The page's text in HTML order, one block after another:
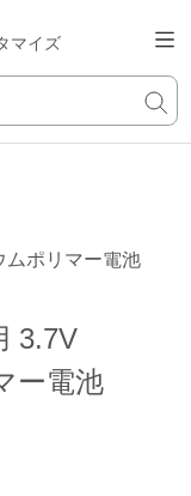
マイズ
ムポリマー電池
3.7V
ー電池